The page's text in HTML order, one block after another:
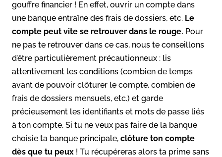
gouffre financier ! En effet, ouvrir un compte dans
une banque entraîne des frais de dossiers, etc. Le
compte peut vite se retrouver dans le rouge. Pour
ne pas te retrouver dans ce cas, nous te conseillons
d’être particulièrement précautionneux : lis
attentivement les conditions (combien de temps
avant de pouvoir clôturer le compte, combien de
frais de dossiers mensuels, etc.) et garde
précieusement les identifiants et mots de passe liés
à ton compte. Si tu ne veux pas faire de la banque
choisie ta banque principale, clôture ton compte
dès que tu peux ! Tu récupéreras alors ta prime sans